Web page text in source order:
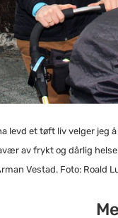
levd et tøft liv velger jeg
av frykt og dårlig helse
Vestad. Foto: Roald